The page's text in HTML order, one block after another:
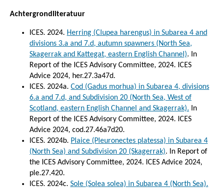
Achtergrondliteratuur
ICES. 2024. Herring (Clupea harengus) in Subarea 4 and
divisions 3.a and 7.d, autumn spawners (North Sea,
Skagerrak and Kattegat, eastern English Channel). In
Report of the ICES Advisory Committee, 2024. ICES
Advice 2024, her.27.3a47d.
ICES. 2024a. Cod (Gadus morhua) in Subarea 4, divisions
6.a and 7.d, and Subdivision 20 (North Sea, West of
Scotland, eastern English Channel and Skagerrak). In
Report of the ICES Advisory Committee, 2024. ICES
Advice 2024, cod.27.46a7d20.
ICES. 2024b. Plaice (Pleuronectes platessa) in Subarea 4
(North Sea) and Subdivision 20 (Skagerrak). In Report of
the ICES Advisory Committee, 2024. ICES Advice 2024,
ple.27.420.
ICES. 2024c. Sole (Solea solea) in Subarea 4 (North Sea).